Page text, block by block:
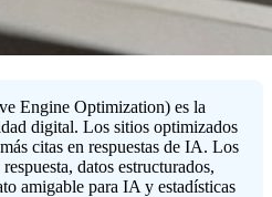
Engine Optimization) es la
digital. Los sitios optimizados
citas en respuestas de IA. Los
datos estructurados,
amigable para IA y estadísticas